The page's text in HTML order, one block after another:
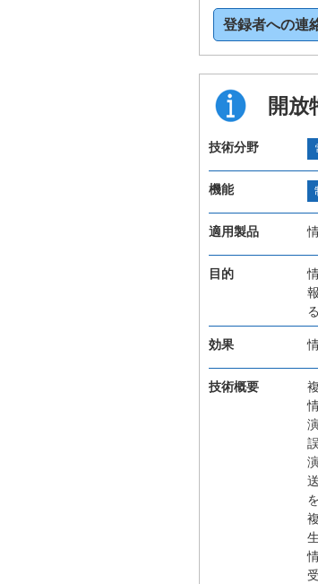
登録者への連
開放
技術分野
機能
適用製品
目的
効果
技術概要